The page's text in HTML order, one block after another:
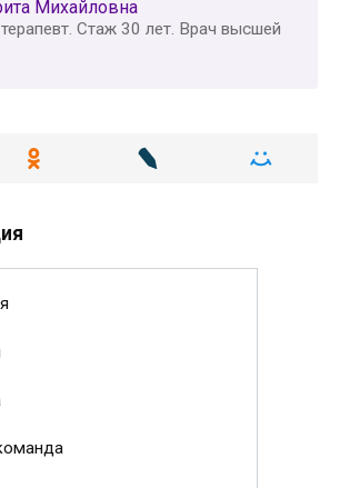
Михайловна
Стаж 30 лет. Врач высшей